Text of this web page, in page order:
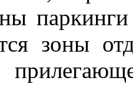
зоны